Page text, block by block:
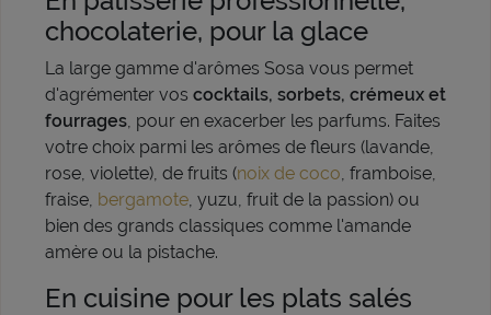
chocolaterie, pour la glace
La large gamme d'arômes Sosa vous permet
d'agrémenter vos cocktails, sorbets, crémeux et
fourrages, pour en exacerber les parfums. Faites
votre choix parmi les arômes de fleurs (lavande,
rose, violette), de fruits (noix de coco, framboise,
fraise, bergamote, yuzu, fruit de la passion) ou
bien des grands classiques comme l'amande
amère ou la pistache.
En cuisine pour les plats salés